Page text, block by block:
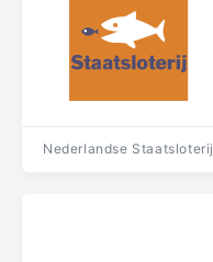
Nederlandse Staatsloterij